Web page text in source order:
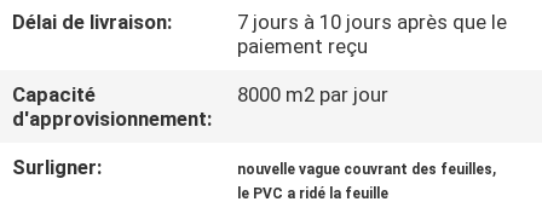
NOUS
BLOG
Délai de livraison:
7 jours à 10 jours après que le
paiement reçu
Capacité
d'approvisionnement:
8000 m2 par jour
Surligner: nouvelle vague couvrant des feuilles,
le PVC a ridé la feuille